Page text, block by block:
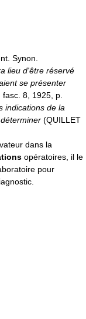
Synon.
lieu d'être réservé
se présenter
fasc. 8, 1925, p.
indications de la
(QUILLET
dans la
opératoires, il le
pour